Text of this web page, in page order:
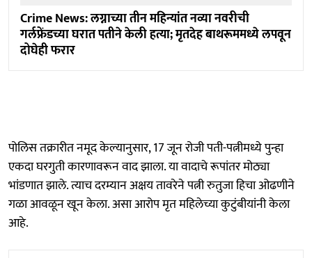
Crime News: लग्नाच्या तीन महिन्यांत नव्या नवरीची
गर्लफ्रेंडच्या घरात पतीने केली हत्या; मृतदेह बाथरूममध्ये लपवून
दोघेही फरार
पोलिस तक्रारीत नमूद केल्यानुसार, 17 जून रोजी पती-पत्नीमध्ये पुन्हा
एकदा घरगुती कारणावरून वाद झाला. या वादाचे रूपांतर मोठ्या
भांडणात झाले. त्याच दरम्यान अक्षय तावरेने पत्नी रुतुजा हिचा ओढणीने
गळा आवळून खून केला. असा आरोप मृत महिलेच्या कुटुंबीयांनी केला
आहे.